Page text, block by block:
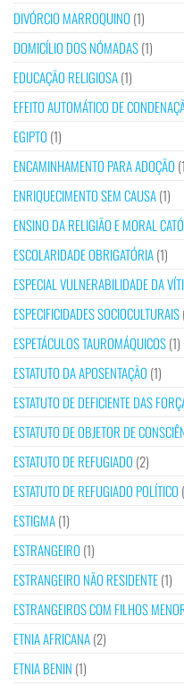
DIVÓRCIO MARROQUINO (1)
DOMICÍLIO DOS NÓMADAS(1)
EDUCAÇÃO RELIGIOSA(1)
EFEITO AUTOMÁTICO DE
EGIPTO (1)
ENCAMINHAMENTO PARA ADOÇÃO
ENRIQUECIMENTO SEM CAUSA(1)
ENSINO DA RELIGIÃO E MORAL
ESCOLARIDADE OBRIGATÓRIA(1)
ESPECIAL VULNERABILIDADE DA
ESPECIFICIDADES SOCIOCULTURAIS
ESPETÁCULOS TAUROMÁQUICOS(1)
ESTATUTO DA APOSENTAÇÃO (1)
ESTATUTO DE DEFICIENTE DAS
ESTATUTO DE OBJETOR DE
ESTATUTO DE REFUGIADO (2)
ESTATUTO DE REFUGIADO POLÍTICO
ESTIGMA(1)
ESTRANGEIRO (1)
ESTRANGEIRO NÃO RESIDENTE(1)
ESTRANGEIROS COM FILHOS
ETNIA AFRICANA(2)
ETNIA BENIN (1)